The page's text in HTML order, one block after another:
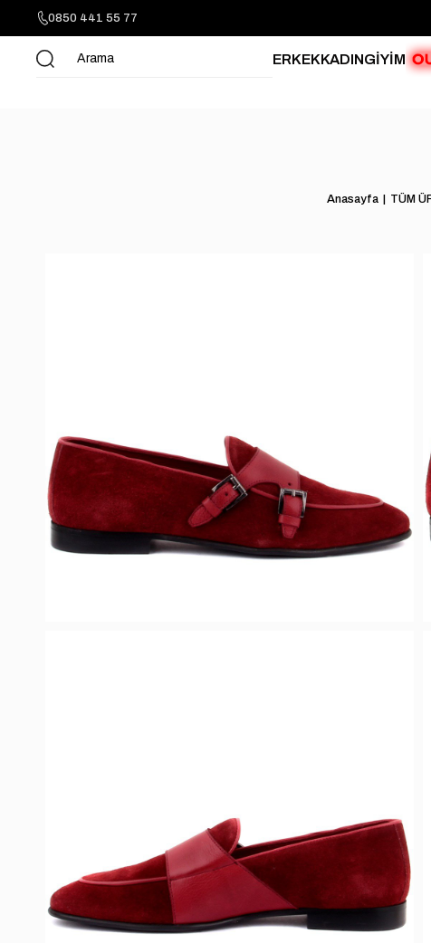
0850 441 55 77
ERKEKKADINGİYİM
Anasayfa TÜM